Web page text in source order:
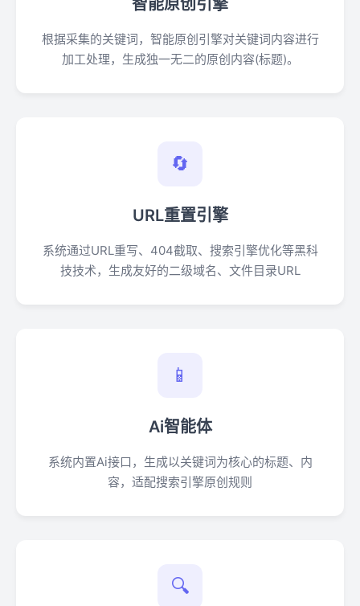
智能原创引擎
根据采集的关键词，智能原创引擎对关键词内容进行
加工处理，生成独一无二的原创内容(标题)。
🔄
URL重置引擎
系统通过URL重写、404截取、搜索引擎优化等黑科
技技术，生成友好的二级域名、文件目录URL
📱
Ai智能体
系统内置Ai接口，生成以关键词为核心的标题、内
容，适配搜索引擎原创规则
🔍